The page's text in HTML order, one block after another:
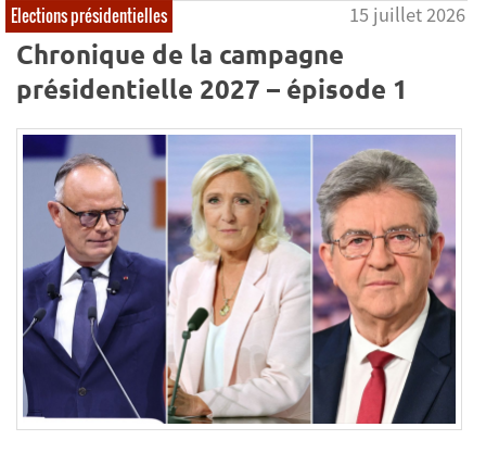
Elections présidentielles 15 juillet 2026
Chronique de la campagne
présidentielle 2027 – épisode 1